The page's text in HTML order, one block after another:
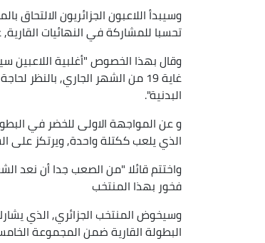
تحسبا للمشاركة في النهائيات القارية, على أن يكتمل
غاية 19 من الشهر الجاري,
البدنية".
و عن المواجهة الاولى للخضر في
الذي يلعب ككتلة واحدة, ويرتكز على
واختتم قائلا "من الصعب جدا أن نعد
فخور بهذا المنتخب
البطولة القارية ضمن المجموعة